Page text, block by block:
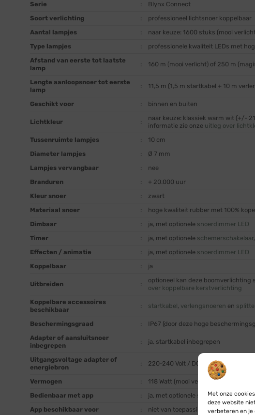
Met onze
deze website
verbeteren en je
Serie
:
Blynx Connect
Soort verlichting
:
professioneel lichtsnoer koppelbaar
Aantal lampjes
:
naar keuze: 1600 stuks (mooi
Type lampjes
:
professionele kwaliteit LEDs met
Afstand van eerste tot laatste
lamp
: 160 m (mooi verlicht) of 250 m
Lengte aanloopsnoer tot eerste
lamp
: 11,5 m (1,5 m startkabel + 10 m
Geschikt voor : binnen en buiten
Lichtkleur :
naar keuze: klassiek warm wit (+/-
informatie zie onze uitleg over
Tussenruimte lampjes
:
10 cm
Diameter lampjes
:
Ø 7 mm
Lampjes vervangbaar
:
nee
Branduren
:
+ 20.000 uur
Kleur snoer
:
zwart
Materiaal snoer
:
hoge kwaliteit rubber met 100%
Dimbaar
: ja, met optionele snoerdimmer LED
Timer
: ja, met optionele schemerschakelaar,
Effecten / animatie
: ja, met optionele snoerdimmer LED
Koppelbaar
: ja
Uitbreiden :
optioneel kan deze
over koppelbare kerstverlichting
Koppelbare accessoires
beschikbaar
: startkabel, verlengsnoeren en
Beschermingsgraad :
IP67 (door deze hoge
Adapter of aansluitsnoer
inbegrepen
: ja, startkabel inbegrepen
Uitgangsvoltage adapter of
energiebron
: 220-240 Volt / DC (uitgang
Vermogen :
118 Watt (mooi verlicht) of 185 Watt
Bedienbaar met app
: ja, met optionele slimme stekker
App beschikbaar voor
:
niet van toepassing